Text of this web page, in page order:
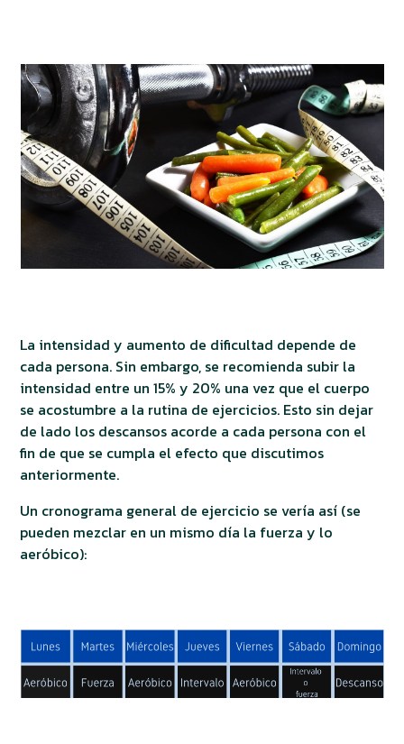
La intensidad y aumento de dificultad depende de
cada persona. Sin embargo, se recomienda subir la
intensidad entre un 15% y 20% una vez que el cuerpo
se acostumbre a la rutina de ejercicios. Esto sin dejar
de lado los descansos acorde a cada persona con el
fin de que se cumpla el efecto que discutimos
anteriormente.
Un cronograma general de ejercicio se vería así (se
pueden mezclar en un mismo día la fuerza y lo
aeróbico):